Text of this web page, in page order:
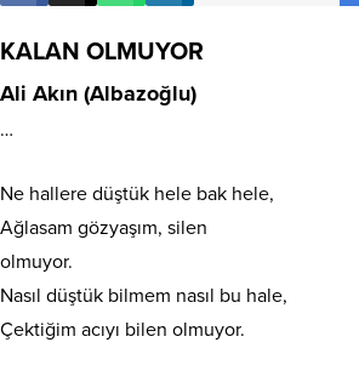
KALAN OLMUYOR
Ali Akın (Albazoğlu)
…
Ne hallere düştük hele bak hele,
Ağlasam gözyaşım, silen
olmuyor.
Nasıl düştük bilmem nasıl bu hale,
Çektiğim acıyı bilen olmuyor.